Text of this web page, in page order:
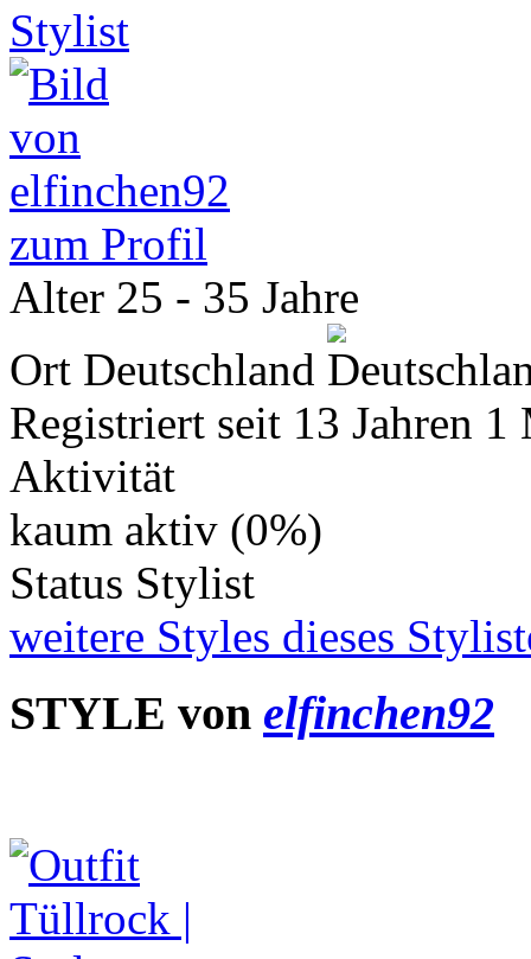
Stylist
zum Profil
Alter 25 - 35 Jahre
Ort Deutschland
Registriert seit 13 Jahren 1
Aktivität
kaum aktiv (0%)
Status Stylist
weitere Styles dieses
STYLE von elfinchen92